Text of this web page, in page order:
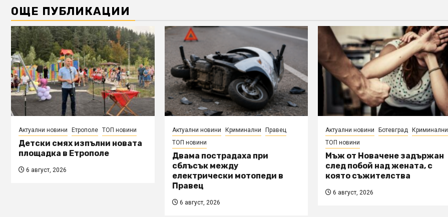
ОЩЕ ПУБЛИКАЦИИ
Актуални новини Етрополе ТОП новини
Детски смях изпълни новата
площадка в Етрополе
6 август, 2026
Актуални новини Криминални
Правец
ТОП новини
Двама пострадаха при
сблъсък между
електрически мотопеди в
Правец
6 август, 2026
Актуални новини Ботевград
Криминални
ТОП новини
Мъж от Новачене задържан
след побой над жената, с
която съжителства
6 август, 2026